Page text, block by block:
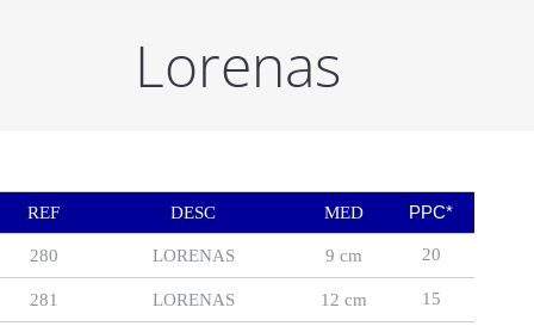
Lorenas
REF DESC MED PPC*
280 LORENAS 9 cm 20
281 LORENAS 12 cm 15